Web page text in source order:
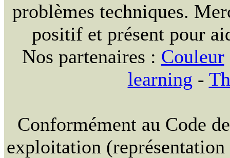
problèmes techniques.
positif et présent pour
Nos partenaires : Couleur
learning -
Conformément au Code
exploitation